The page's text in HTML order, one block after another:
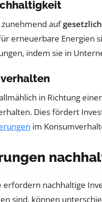
auf
erneuerbare Energien
indem sie in
in Richtung
Dies fördert
im
erfordern nachhaltige
sind, können